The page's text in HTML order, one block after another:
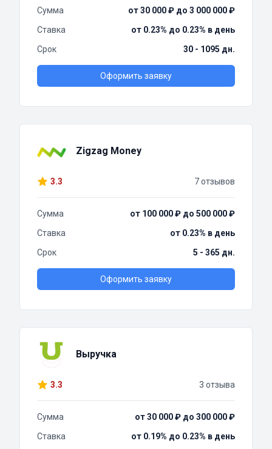
Сумма
от 30 000 ₽ до 3 000 000 ₽
Ставка
от 0.23% до 0.23% в день
Срок
30 - 1095 дн.
Оформить заявку
Zigzag Money
3.3 7 отзывов
Сумма
от 100 000 ₽ до 500 000 ₽
Ставка
от 0.23% в день
Срок
5 - 365 дн.
Оформить заявку
Выручка
3.3 3 отзыва
Сумма
от 30 000 ₽ до 300 000 ₽
Ставка
от 0.19% до 0.23% в день